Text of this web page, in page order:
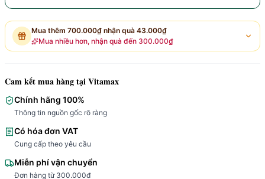
Mua thêm 700.000₫ nhận quà 43.000₫
Mua nhiều hơn, nhận quà đến 300.000₫
Cam kết mua hàng tại Vitamax
Chính hãng 100%
Thông tin nguồn gốc rõ ràng
Có hóa đơn VAT
Cung cấp theo yêu cầu
Miễn phí vận chuyển
Đơn hàng từ 300.000đ